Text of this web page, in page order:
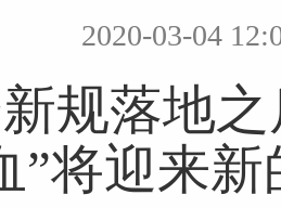
2020-03-04
规落地
”将迎来